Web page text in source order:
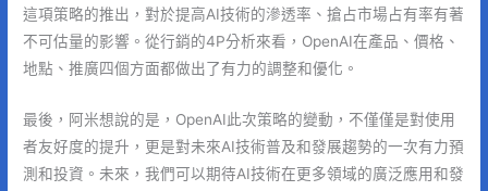
這項策略的推出，對於提高AI技術的滲透率、搶占市場占有率有著
不可估量的影響。從行銷的4P分析來看，OpenAI在產品、價格、
地點、推廣四個方面都做出了有力的調整和優化。
最後，阿米想說的是，OpenAI此次策略的變動，不僅僅是對使用
者友好度的提升，更是對未來AI技術普及和發展趨勢的一次有力預
測和投資。未來，我們可以期待AI技術在更多領域的廣泛應用和發